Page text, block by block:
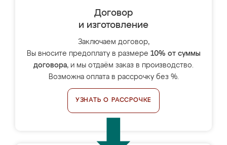
Договор
и изготовление
Заключаем договор,
Вы вносите предоплату в размере 10% от суммы
договора, и мы отдаём заказ в производство.
Возможна оплата в рассрочку без %.
УЗНАТЬ О РАССРОЧКЕ